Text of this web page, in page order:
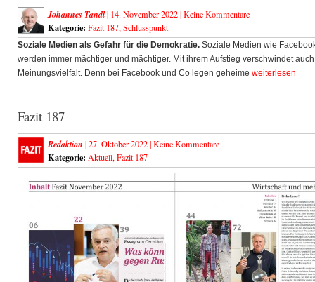
Johannes Tandl| 14. November 2022 |Keine Kommentare
Kategorie: Fazit 187, Schlusspunkt
Soziale Medien als Gefahr für die Demokratie. Soziale Medien wie
werden immer mächtiger und mächtiger. Mit ihrem Aufstieg verschwindet
Meinungsvielfalt. Denn bei Facebook und Co legen geheime weiterlesen
Fazit 187
Redaktion | 27. Oktober 2022 |Keine Kommentare
Kategorie: Aktuell, Fazit 187